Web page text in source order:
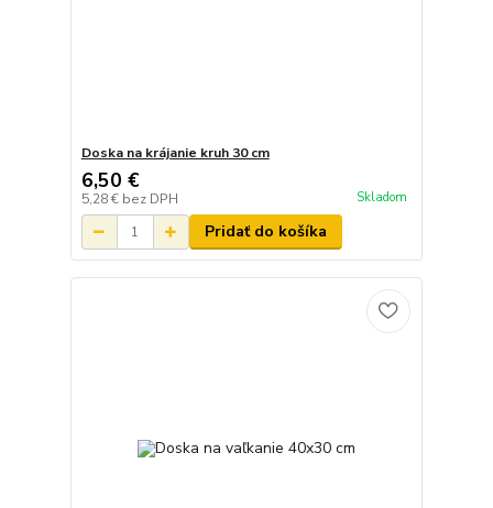
Doska na krájanie kruh 30 cm
6,50 €
5,28 € bez DPH Skladom
Pridať do košíka